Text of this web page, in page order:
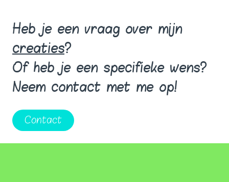
Heb je een vraag over mijn
creaties?
Of heb je een specifieke wens?
Neem contact met me op!
Contact